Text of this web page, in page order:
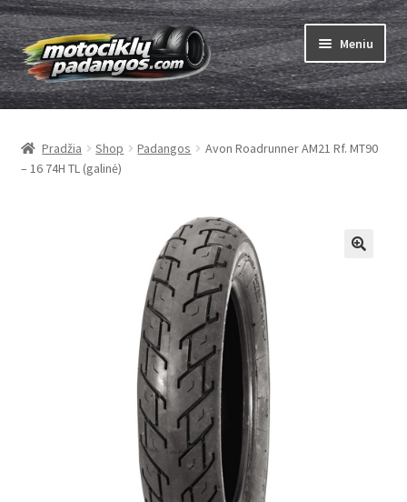
Pereiti
prie
meniu
Pereiti
prie
turinio
Meniu
Padangos
menu
Kameros
menu
Pradžia Shop Padangos
Avon Roadrunner AM21 Rf. MT90
– 16 74H TL (galinė)